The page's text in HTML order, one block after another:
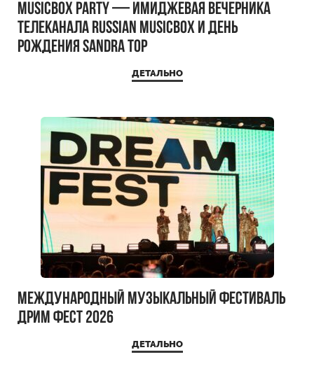
MUSICBOX PARTY — имиджевая вечерника
телеканала RUSSIAN MUSICBOX и день
рождения Sandra Top
ДЕТАЛЬНО
Международный музыкальный фестиваль
ДРИМ ФЕСТ 2026
ДЕТАЛЬНО